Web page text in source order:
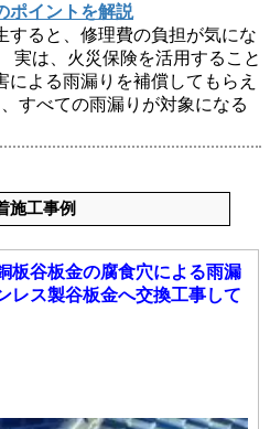
ポイントを解説
すると、修理費の負担が気にな
実は、火災保険を活用すること
による雨漏りを補償してもらえ
すべての雨漏りが対象になる
施工事例
板谷板金の腐食穴による雨漏
レス製谷板金へ交換工事して